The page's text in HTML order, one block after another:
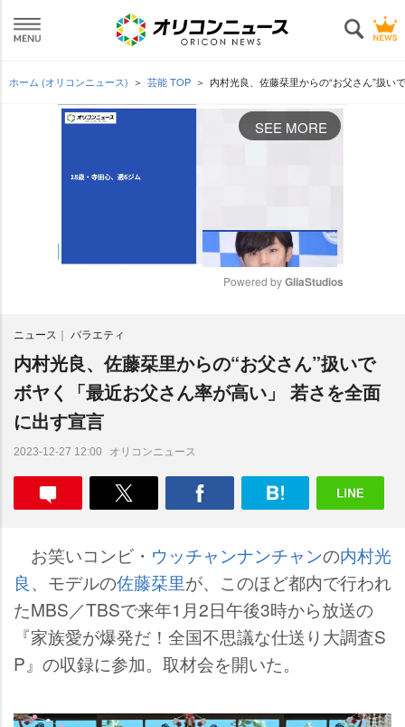
ホーム (オリコンニュース) 芸能 TOP 内村光良、佐藤栞里からの“お父さん”扱
SEE MORE
t
e
Powered by GliaStudios
ニュース バラエティ
内村光良、佐藤栞里からの“お父さん”扱いで
ボヤく「最近お父さん率が高い」 若さを全面
に出す宣言
2023-12-27 12:00 オリコンニュース
お笑いコンビ・ ウッチャンナンチャンの内村光
良、モデルの佐藤栞里が、このほど都内で行われ
たMBS／TBSで来年1月2日午後3時から放送の
『家族愛が爆発だ！全国不思議な仕送り大調査S
P』の収録に参加。取材会を開いた。